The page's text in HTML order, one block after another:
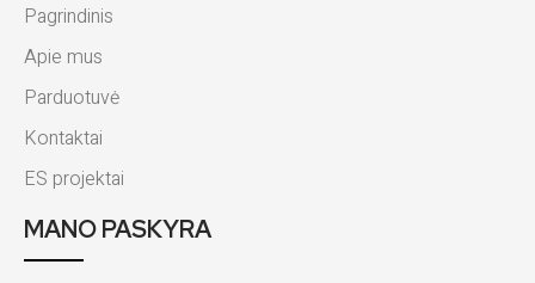
Pagrindinis
Apie mus
Parduotuvė
Kontaktai
ES projektai
MANO PASKYRA